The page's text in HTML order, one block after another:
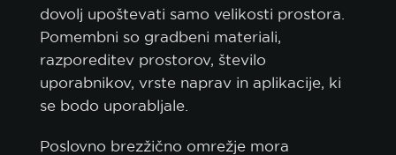
dovolj upoštevati samo velikosti prostora.
Pomembni so gradbeni materiali,
razporeditev prostorov, število
uporabnikov, vrste naprav in aplikacije, ki
se bodo uporabljale.
Poslovno brezžično omrežje mora